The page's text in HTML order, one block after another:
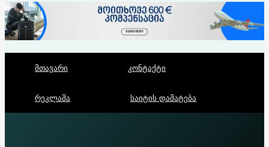
მთავარი კონტაქტი
რეკლამა საიტის დამატება